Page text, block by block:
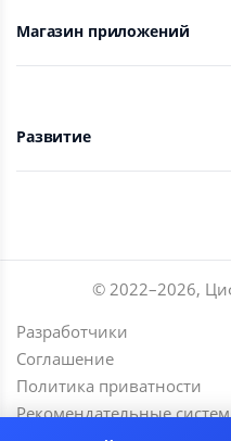
Магазин приложений
Развитие
© 2022–2026,
Разработчики
Соглашение
Политика приватности
Рекомендательные